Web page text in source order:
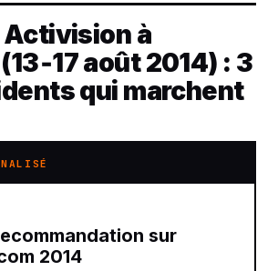
Activision à
août 2014) : 3
qui marchent
2014